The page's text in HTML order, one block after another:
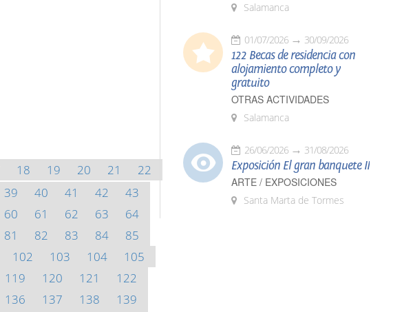
18 19 20 21
22
39 40 41 42
43
60 61 62 63
64
81 82 83 84
85
102 103 104
105
119 120 121
122
136 137 138
139
Salamanca
01/07/2026 30/09/2026
122 Becas de residencia con
alojamiento completo y
gratuito
OTRAS ACTIVIDADES
Salamanca
26/06/2026 31/08/2026
Exposición El gran banquete II
ARTE / EXPOSICIONES
Santa Marta de Tormes